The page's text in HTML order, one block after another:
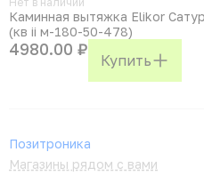
Каминная вытяжка Elikor
(кв ii м-180-50-478)
4980.00 ₽
Купить
Позитроника
Магазины рядом с вами